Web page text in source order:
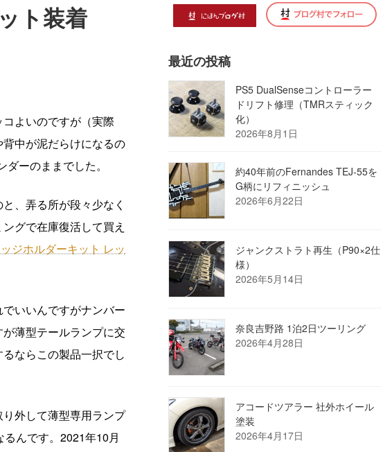
ト装着
よいのですが（実際
中が泥だらけになるの
ーのままでした。
、弄る所が段々少なく
グで在庫復活して買え
ジホルダーキット レッ
いいんですがナンバー
薄型テールランプに交
ならこの製品一択でし
外して薄型専用ランプ
んです。2021年10月
最近の投稿
PS5 DualSenseコントローラー
ドリフト修理（TMRスティック
化）
2026年8月1日
約40年前のFernandes TEJ-55を
G柄にリフィニッシュ
2026年6月22日
ジャンクストラト再生（P90×2仕
様）
2026年5月14日
奈良吉野路 1泊2日ツーリング
2026年4月28日
アコードツアラー 社外ホイール
塗装
2026年4月17日